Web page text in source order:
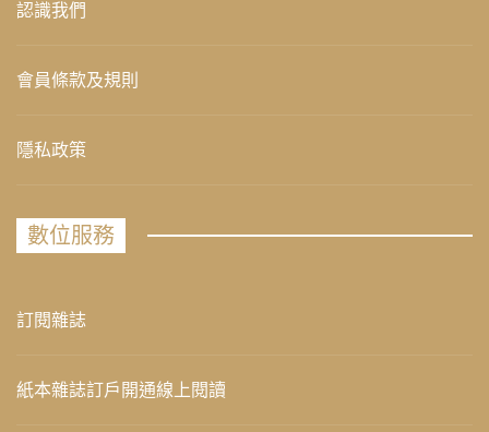
認識我們
會員條款及規則
隱私政策
數位服務
訂閱雜誌
紙本雜誌訂戶開通線上閱讀